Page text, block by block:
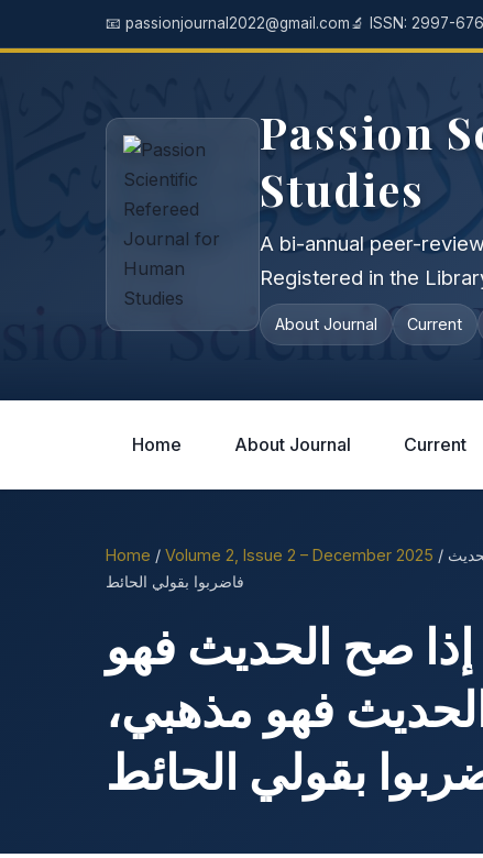
📧 passionjournal2022@gmail.com🔬 ISSN: 2997-
Passion
Studies
A bi-annual peer-
Registered in the
About Journal Current
Home About Journal Current
Home / Volume 2, Issue 2 – December 2025 / دراسة تحليلية حديثية في قول الشافعية ( إذا صح الحديث فهو مذهبي ) قال الشافعي رضي الله عنه : إذا صح الحديث فهو مذهبي، وإذا صح الحديث
فاضربوا بقولي الحائط
صح الحديث فهو
فهو مذهبي،
بقولي الحائط